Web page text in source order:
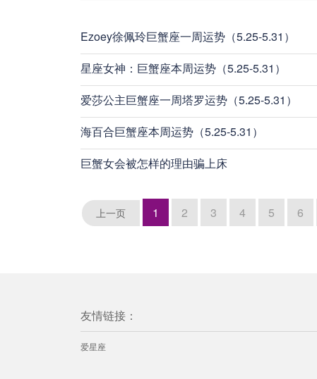
Ezoey徐佩玲巨蟹座一周运势（5.25-5.31）
星座女神：巨蟹座本周运势（5.25-5.31）
爱莎公主巨蟹座一周塔罗运势（5.25-5.31）
海百合巨蟹座本周运势（5.25-5.31）
巨蟹女会被怎样的理由骗上床
上一页 1 2 3 4 5 6
友情链接：
爱星座